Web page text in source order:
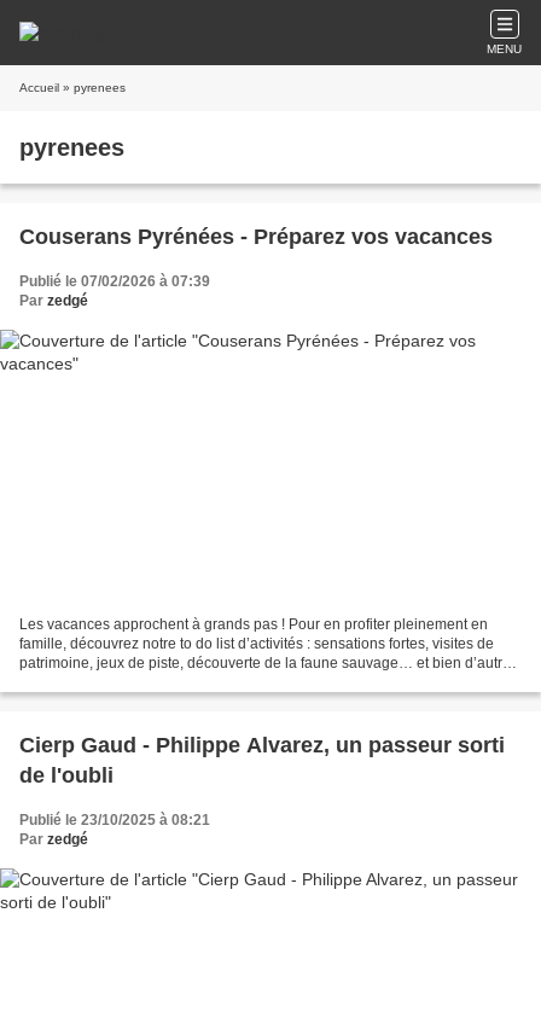
MENU
Accueil » pyrenees
pyrenees
Couserans Pyrénées - Préparez vos vacances
Publié le 07/02/2026 à 07:39
Par zedgé
Les vacances approchent à grands pas ! Pour en profiter pleinement en
famille, découvrez notre to do list d’activités : sensations fortes, visites de
patrimoine, jeux de piste, découverte de la faune sauvage… et bien d’autres
Cierp Gaud - Philippe Alvarez, un passeur sorti
de l'oubli
Publié le 23/10/2025 à 08:21
Par zedgé